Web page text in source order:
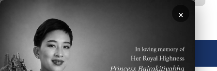
移至主內容
🌐 中文，傳統
×